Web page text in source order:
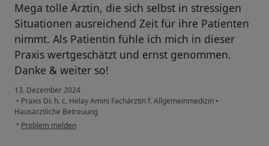
Mega tolle Ärztin, die sich selbst in stressigen
Situationen ausreichend Zeit für ihre Patienten
nimmt. Als Patientin fühle ich mich in dieser
Praxis wertgeschätzt und ernst genommen.
Danke & weiter so!
13. Dezember 2024
• Praxis Dr. h. c. Helay Amini Fachärztin f. Allgemeinmedizin •
Hausärztliche Betreuung
• Problem melden